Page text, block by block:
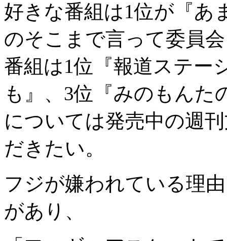
好きな番組は1位が『あ
のそこまで言って委員
番組は1位『報道ステー
も』、3位『みのもんた
については発売中の週
だきたい。
フジが嫌われている理
があり、